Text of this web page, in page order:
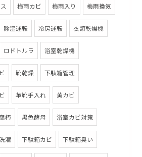
梅雨カビ 梅雨入り 梅雨換気
除湿運転 冷房運転 衣類乾燥機
ロドトルラ 浴室乾燥機
靴乾燥 下駄箱管理
革靴手入れ 黄カビ
朽 黒色酵母 浴室カビ対策
濯 下駄箱カビ 下駄箱臭い